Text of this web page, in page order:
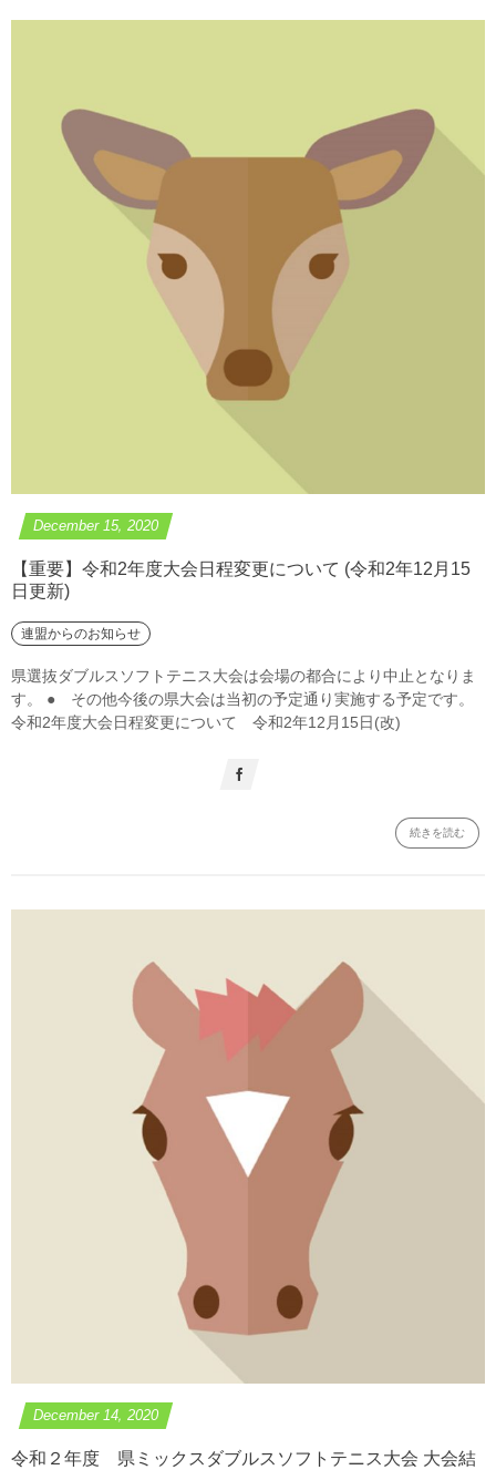
December 15,2020
【重要】令和2年度大会日程変更について (令和2年12月15
日更新)
連盟からのお知らせ
県選抜ダブルスソフトテニス大会は会場の都合により中止となりま
す。 ● その他今後の県大会は当初の予定通り実施する予定です。
令和2年度大会日程変更について 令和2年12月15日(改)
続きを読む
December 14,2020
令和２年度 県ミックスダブルスソフトテニス大会 大会結